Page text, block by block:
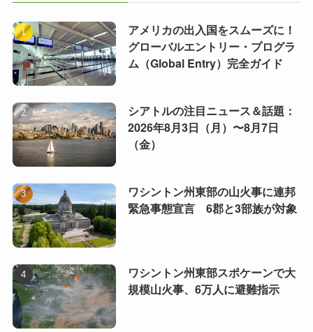
アメリカの出入国をスムーズに！
グローバルエントリー・プログラ
ム（Global Entry）完全ガイド
シアトルの注目ニュース＆話題：
2026年8月3日（月）〜8月7日
（金）
ワシントン州東部の山火事に連邦
緊急事態宣言 6郡と3部族が対象
ワシントン州東部スポケーンで大
規模山火事、6万人に避難指示